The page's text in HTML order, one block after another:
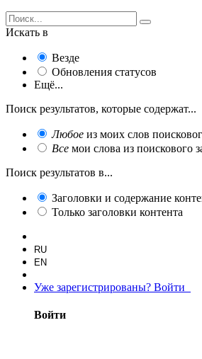
Искать в
Везде
Обновления статусов
Ещё...
Поиск результатов, которые содержат...
Любое из моих слов
Все мои слова из поискового
Поиск результатов в...
Заголовки и содержание
Только заголовки контента
RU
EN
Уже зарегистрированы? Войти
Войти